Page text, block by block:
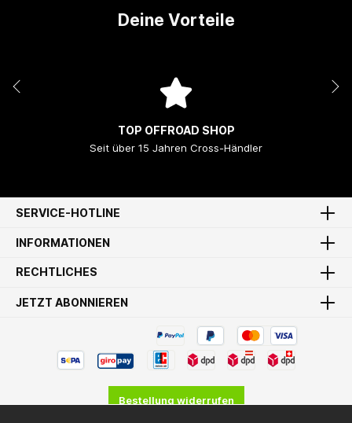
Deine Vorteile
TOP OFFROAD SHOP
Seit über 15 Jahren Cross-Händler
SERVICE-HOTLINE
INFORMATIONEN
RECHTLICHES
JETZT ABONNIEREN
Bestellung widerrufen